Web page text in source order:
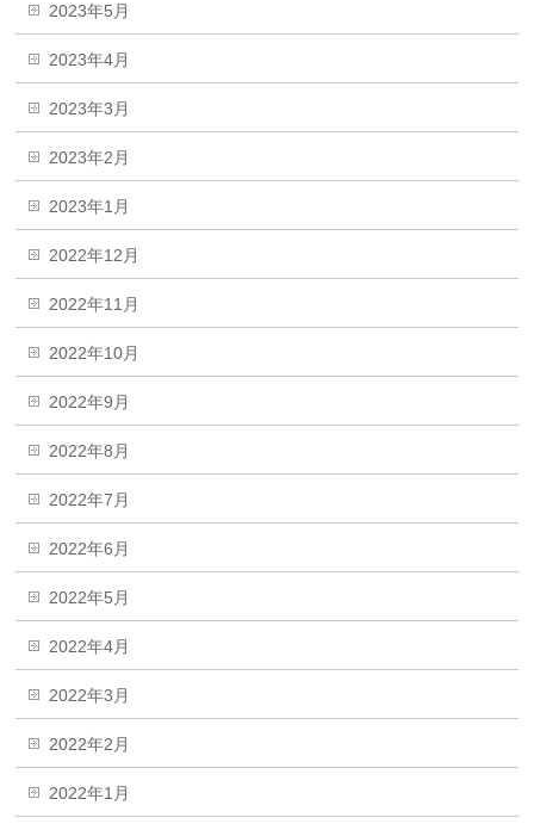
2023年5月
2023年4月
2023年3月
2023年2月
2023年1月
2022年12月
2022年11月
2022年10月
2022年9月
2022年8月
2022年7月
2022年6月
2022年5月
2022年4月
2022年3月
2022年2月
2022年1月